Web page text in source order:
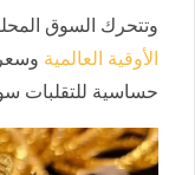
وتتحرك السوق
الأوقية العالمية وسعر
حساسية للتقلبات